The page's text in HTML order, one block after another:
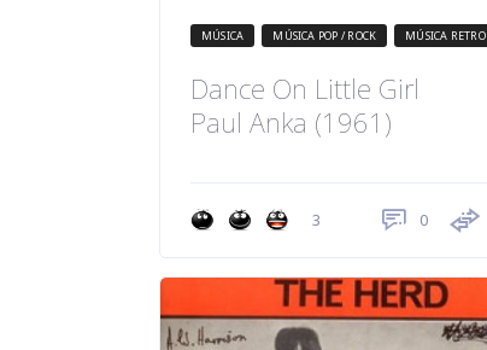
MÚSICA MÚSICA POP / ROCK MÚSICA RETRO
Dance On Little Girl
Paul Anka (1961)
3 0